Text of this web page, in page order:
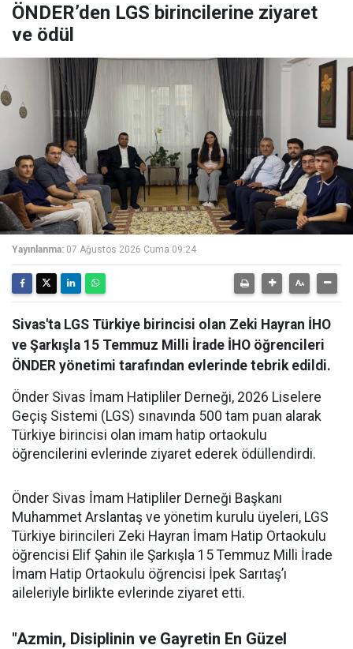
ÖNDER’den LGS birincilerine ziyaret
ve ödül
Yayınlanma: 07 Ağustos 2026 Cuma 09:24
Sivas'ta LGS Türkiye birincisi olan Zeki Hayran İHO
ve Şarkışla 15 Temmuz Milli İrade İHO öğrencileri
ÖNDER yönetimi tarafından evlerinde tebrik edildi.
Önder Sivas İmam Hatipliler Derneği, 2026 Liselere
Geçiş Sistemi (LGS) sınavında 500 tam puan alarak
Türkiye birincisi olan imam hatip ortaokulu
öğrencilerini evlerinde ziyaret ederek ödüllendirdi.
Önder Sivas İmam Hatipliler Derneği Başkanı
Muhammet Arslantaş ve yönetim kurulu üyeleri, LGS
Türkiye birincileri Zeki Hayran İmam Hatip Ortaokulu
öğrencisi Elif Şahin ile Şarkışla 15 Temmuz Milli İrade
İmam Hatip Ortaokulu öğrencisi İpek Sarıtaş’ı
aileleriyle birlikte evlerinde ziyaret etti.
"Azmin, Disiplinin ve Gayretin En Güzel